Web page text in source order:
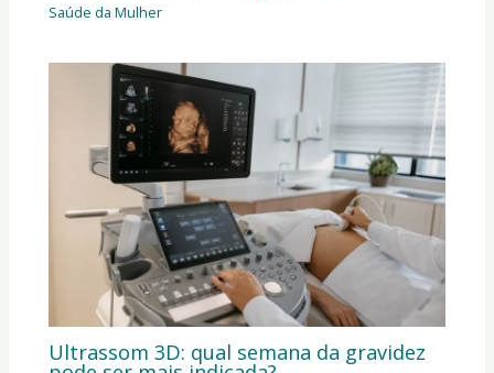
Saúde da Mulher
Ultrassom 3D: qual semana da gravidez